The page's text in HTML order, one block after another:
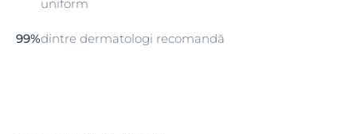
uniform
99%dintre dermatologi recomandă